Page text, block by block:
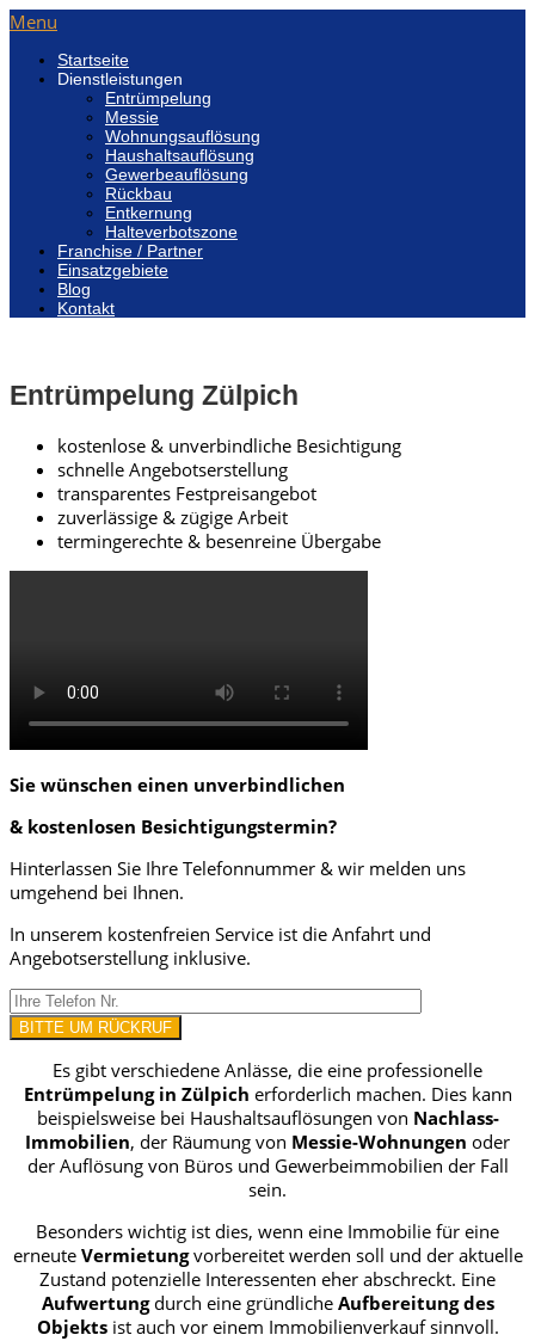
Menu
Startseite
Dienstleistungen
Entrümpelung
Messie
Wohnungsauflösung
Haushaltsauflösung
Gewerbeauflösung
Rückbau
Entkernung
Halteverbotszone
Franchise / Partner
Einsatzgebiete
Blog
Kontakt
Entrümpelung Zülpich
kostenlose & unverbindliche Besichtigung
schnelle Angebotserstellung
transparentes Festpreisangebot
zuverlässige & zügige Arbeit
termingerechte & besenreine Übergabe
Sie wünschen einen unverbindlichen
& kostenlosen Besichtigungstermin?
Hinterlassen Sie Ihre Telefonnummer & wir melden uns
umgehend bei Ihnen.
In unserem kostenfreien Service ist die Anfahrt und
Angebotserstellung inklusive.
Es gibt verschiedene Anlässe, die eine professionelle
Entrümpelung in Zülpich erforderlich machen. Dies kann
beispielsweise bei Haushaltsauflösungen von Nachlass-
Immobilien, der Räumung von Messie-Wohnungen oder
der Auflösung von Büros und Gewerbeimmobilien der Fall
sein.
Besonders wichtig ist dies, wenn eine Immobilie für eine
erneute Vermietungvorbereitet werden soll und der aktuelle
Zustand potenzielle Interessenten eher abschreckt. Eine
Aufwertungdurch eine gründliche Aufbereitung des
Objektsist auch vor einem Immobilienverkauf sinnvoll.